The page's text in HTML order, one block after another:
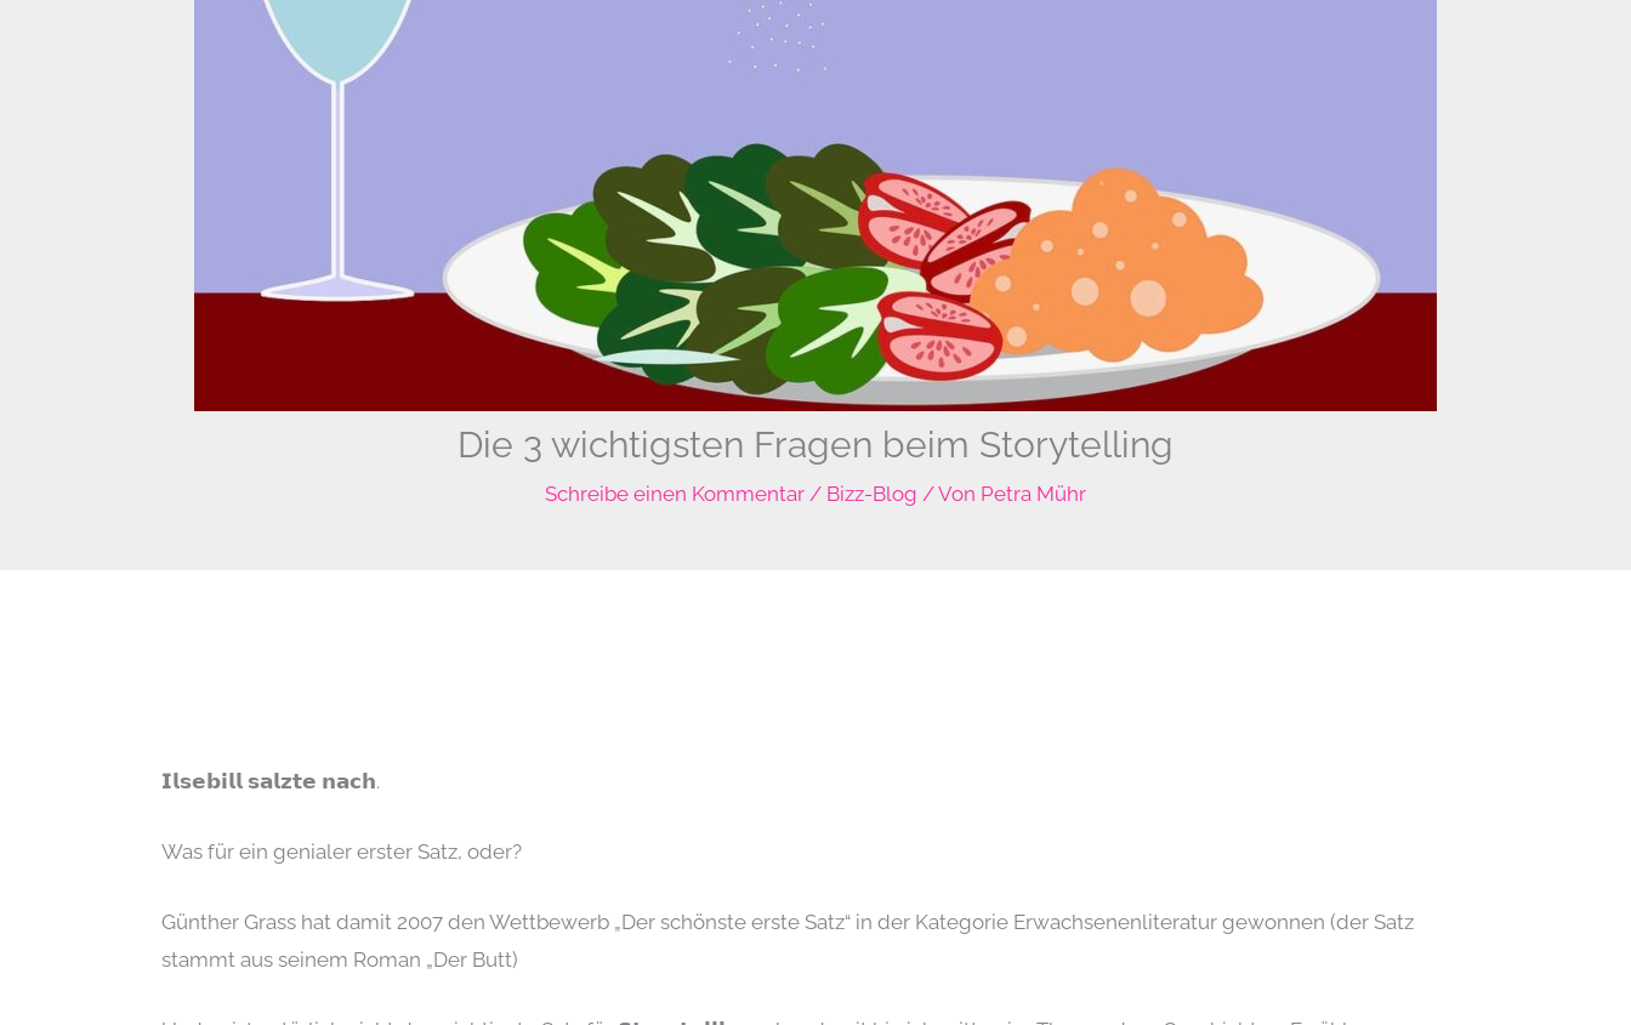
Die 3 wichtigsten Fragen beim Storytelling
Schreibe einen Kommentar / Bizz-Blog / Von Petra Mühr
𝗜𝗹𝘀𝗲𝗯𝗶𝗹𝗹 𝘀𝗮𝗹𝘇𝘁𝗲 𝗻𝗮𝗰𝗵.
Was für ein genialer erster Satz, oder?
Günther Grass hat damit 2007 den Wettbewerb „Der schönste erste Satz“ in der Kategorie Erwachsenenliteratur gewonnen (der Satz
stammt aus seinem Roman „Der Butt)